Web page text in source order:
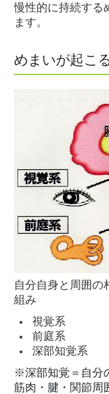
慢性的に持続する
ます。
めまいが起こ
自分自身と周囲の
組み
視覚系
前庭系
深部知覚系
※深部知覚＝自分
筋肉・腱・関節周